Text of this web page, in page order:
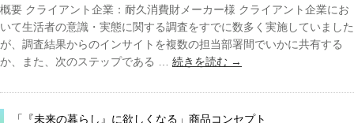
概要 クライアント企業：耐久消費財メーカー様 クライアント企業にお
いて生活者の意識・実態に関する調査をすでに数多く実施していました
が、調査結果からのインサイトを複数の担当部署間でいかに共有する
か、また、次のステップである … 続きを読む →
「『未来の暮らし』に欲しくなる」商品コンセプト